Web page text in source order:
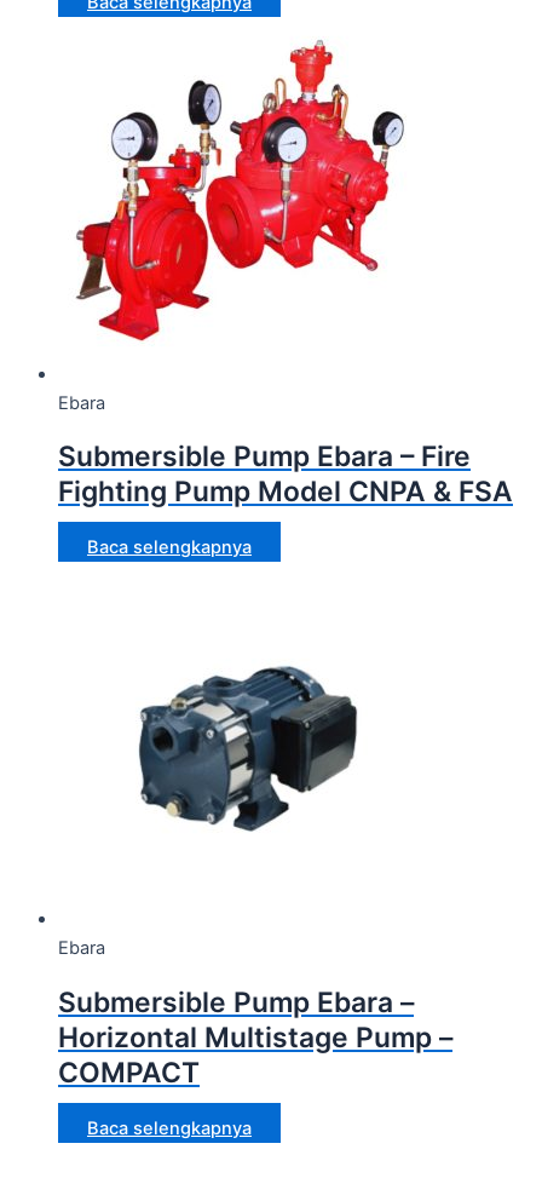
Ebara
Submersible Pump Ebara – Fire
Fighting Pump Model CNPA & FSA
Baca selengkapnya
Ebara
Submersible Pump Ebara –
Horizontal Multistage Pump –
COMPACT
Baca selengkapnya